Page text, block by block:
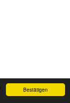
Bestätigen